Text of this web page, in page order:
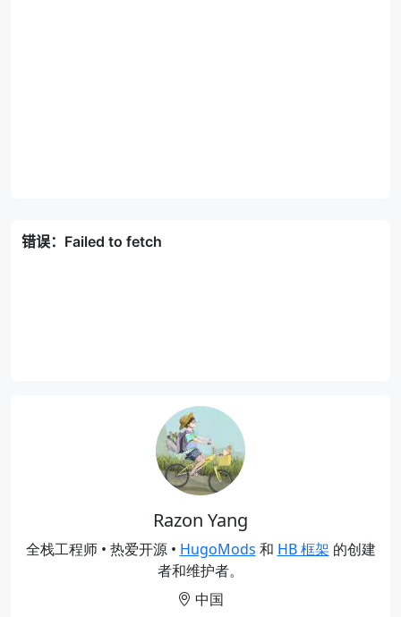
Razon Yang
全栈工程师 • 热爱开源 • HugoMods 和 HB 框架 的创建
者和维护者。
中国